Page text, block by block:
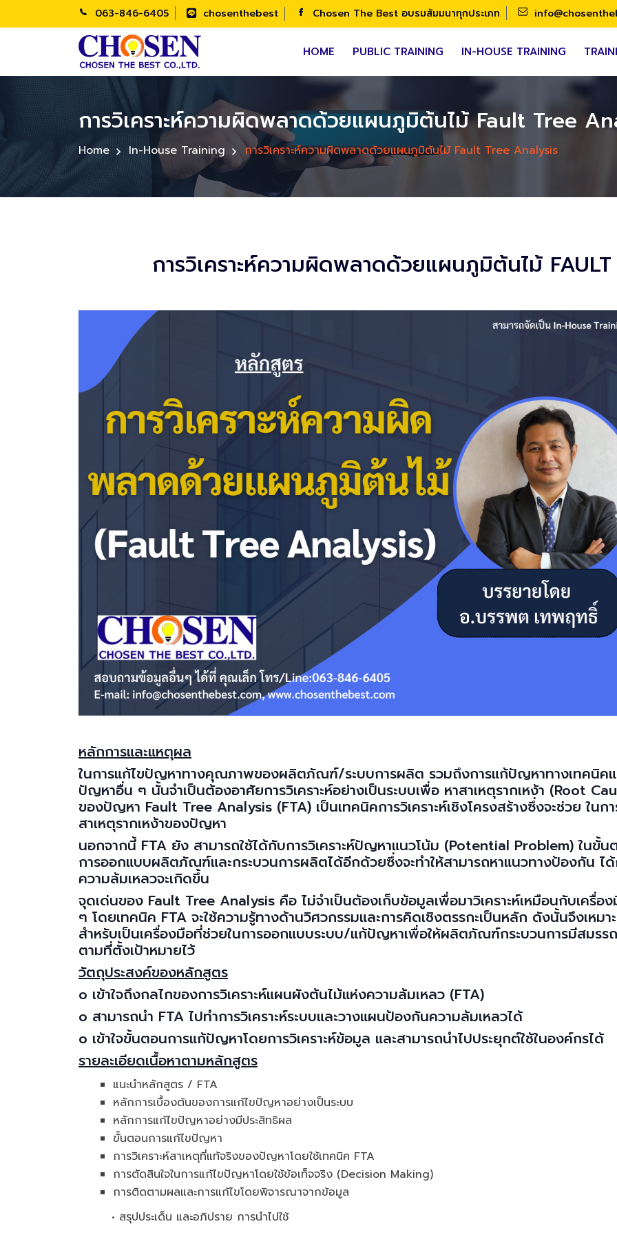
063-846-6405 chosenthebest Chosen The Best อบรมสัมมนาทุกประเภท
HOME PUBLIC TRAINING IN-HOUSE TRAINING
การวิเคราะห์ความผิดพลาดด้วยแผนภูมิต้นไม้ Fault Tree
Home In-House Training การวิเคราะห์ความผิดพลาดด้วยแผนภูมิต้นไม้ Fault Tree Analysis
การวิเคราะห์ความผิดพลาดด้วยแผนภูมิต้นไม้ FAULT
หลักการและแหตุผล
ในการแก้ไขปัญหาทางคุณภาพของผลิตภัณฑ์/ระบบการผลิต รวมถึงการแก้ปัญหาทางเทคนิค
ปัญหาอื่น ๆ นั้นจำเป็นต้องอาศัยการวิเคราะห์อย่างเป็นระบบเพื่อ หาสาเหตุรากเหง้า (Root
ของปัญหา Fault Tree Analysis (FTA) เป็นเทคนิคการวิเคราะห์เชิงโครงสร้างซึ่งจะช่วย ในก
สาเหตุรากเหง้าของปัญหา
นอกจากนี้ FTA ยัง สามารถใช้ได้กับการวิเคราะห์ปัญหาแนวโน้ม (Potential Problem) ในขั้น
การออกแบบผลิตภัณฑ์และกระบวนการผลิตได้อีกด้วยซึ่งจะทำให้สามารถหาแนวทางป้องกัน ไ
ความล้มเหลวจะเกิดขึ้น
จุดเด่นของ Fault Tree Analysis คือ ไม่จำเป็นต้องเก็บข้อมูลเพื่อมาวิเคราะห์เหมือนกับเครื่อ
ๆ โดยเทคนิค FTA จะใช้ความรู้ทางด้านวิศวกรรมและการคิดเชิงตรรกะเป็นหลัก ดังนั้นจึงเหมาะ
สำหรับเป็นเครื่องมือที่ช่วยในการออกแบบระบบ/แก้ปัญหาเพื่อให้ผลิตภัณฑ์กระบวนการมีสมรร
ตามที่ตั้งเป้าหมายไว้
วัตถุประสงค์ของหลักสูตร
o เข้าใจถึงกลไกของการวิเคราะห์แผนผังต้นไม้แห่งความล้มเหลว (FTA)
o สามารถนำ FTA ไปทำการวิเคราะห์ระบบและวางแผนป้องกันความล้มเหลวได้
o เข้าใจขั้นตอนการแก้ปัญหาโดยการวิเคราะห์ข้อมูล และสามารถนำไปประยุกต์ใช้ในองค์กรได้
รายละเอียดเนื้อหาตามหลักสูตร
แนะนำหลักสูตร / FTA
หลักการเบื้องต้นของการแก้ไขปัญหาอย่างเป็นระบบ
หลักการแก้ไขปัญหาอย่างมีประสิทธิผล
ขั้นตอนการแก้ไขปัญหา
การวิเคราะห์สาเหตุที่แท้จริงของปัญหาโดยใช้เทคนิค FTA
การตัดสินใจในการแก้ไขปัญหาโดยใช้ข้อเท็จจริง (Decision Making)
การติดตามผลและการแก้ไขโดยพิจารณาจากข้อมูล
• สรุปประเด็น และอภิปราย การนำไปใช้